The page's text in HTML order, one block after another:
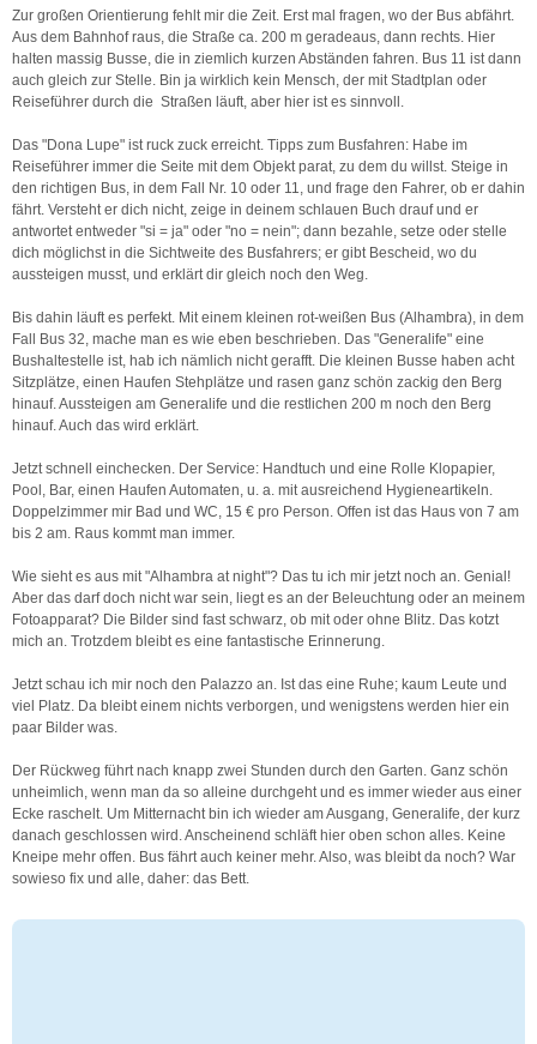
Zur großen Orientierung fehlt mir die Zeit. Erst mal fragen, wo der Bus abfährt.
Aus dem Bahnhof raus, die Straße ca. 200 m geradeaus, dann rechts. Hier
halten massig Busse, die in ziemlich kurzen Abständen fahren. Bus 11 ist dann
auch gleich zur Stelle. Bin ja wirklich kein Mensch, der mit Stadtplan oder
Reiseführer durch die Straßen läuft, aber hier ist es sinnvoll.
Das "Dona Lupe" ist ruck zuck erreicht. Tipps zum Busfahren: Habe im
Reiseführer immer die Seite mit dem Objekt parat, zu dem du willst. Steige in
den richtigen Bus, in dem Fall Nr. 10 oder 11, und frage den Fahrer, ob er dahin
fährt. Versteht er dich nicht, zeige in deinem schlauen Buch drauf und er
antwortet entweder "si = ja" oder "no = nein"; dann bezahle, setze oder stelle
dich möglichst in die Sichtweite des Busfahrers; er gibt Bescheid, wo du
aussteigen musst, und erklärt dir gleich noch den Weg.
Bis dahin läuft es perfekt. Mit einem kleinen rot-weißen Bus (Alhambra), in dem
Fall Bus 32, mache man es wie eben beschrieben. Das "Generalife" eine
Bushaltestelle ist, hab ich nämlich nicht gerafft. Die kleinen Busse haben acht
Sitzplätze, einen Haufen Stehplätze und rasen ganz schön zackig den Berg
hinauf. Aussteigen am Generalife und die restlichen 200 m noch den Berg
hinauf. Auch das wird erklärt.
Jetzt schnell einchecken. Der Service: Handtuch und eine Rolle Klopapier,
Pool, Bar, einen Haufen Automaten, u. a. mit ausreichend Hygieneartikeln.
Doppelzimmer mir Bad und WC, 15 € pro Person. Offen ist das Haus von 7 am
bis 2 am. Raus kommt man immer.
Wie sieht es aus mit "Alhambra at night"? Das tu ich mir jetzt noch an. Genial!
Aber das darf doch nicht war sein, liegt es an der Beleuchtung oder an meinem
Fotoapparat? Die Bilder sind fast schwarz, ob mit oder ohne Blitz. Das kotzt
mich an. Trotzdem bleibt es eine fantastische Erinnerung.
Jetzt schau ich mir noch den Palazzo an. Ist das eine Ruhe; kaum Leute und
viel Platz. Da bleibt einem nichts verborgen, und wenigstens werden hier ein
paar Bilder was.
Der Rückweg führt nach knapp zwei Stunden durch den Garten. Ganz schön
unheimlich, wenn man da so alleine durchgeht und es immer wieder aus einer
Ecke raschelt. Um Mitternacht bin ich wieder am Ausgang, Generalife, der kurz
danach geschlossen wird. Anscheinend schläft hier oben schon alles. Keine
Kneipe mehr offen. Bus fährt auch keiner mehr. Also, was bleibt da noch? War
sowieso fix und alle, daher: das Bett.